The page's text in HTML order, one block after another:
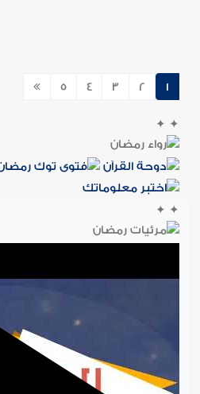
1
2
3
4
5
✦
✦
✦
✦